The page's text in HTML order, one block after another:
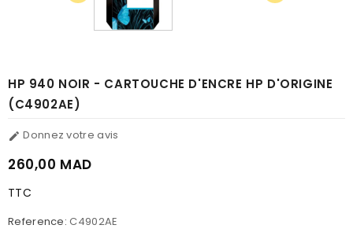
HP 940 NOIR - CARTOUCHE D'ENCRE HP D'ORIGINE
(C4902AE)
 Donnez votre avis
260,00 MAD
TTC
Reference: C4902AE